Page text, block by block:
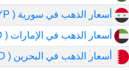
أسعار الذهب في سورية ( SYP)
أسعار الذهب في الإمارات ( AED)
أسعار الذهب في البحرين ( BHD)